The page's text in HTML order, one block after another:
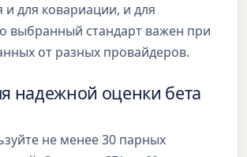
и для ковариации, и для
выбранный стандарт важен при
от разных провайдеров.
надежной оценки бета
не менее 30 парных